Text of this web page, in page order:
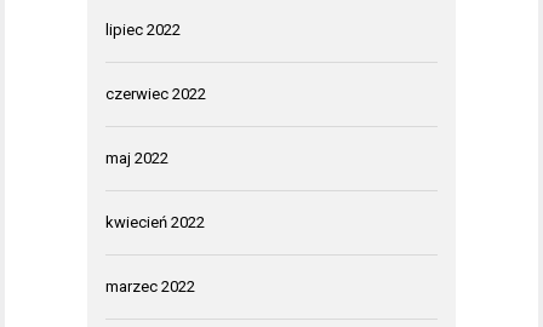
lipiec 2022
czerwiec 2022
maj 2022
kwiecień 2022
marzec 2022